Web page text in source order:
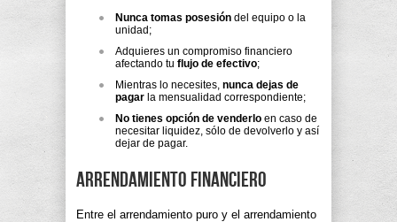
Nunca tomas posesión del equipo o la
unidad;
Adquieres un compromiso financiero
afectando tu flujo de efectivo;
Mientras lo necesites, nunca dejas de
pagar la mensualidad correspondiente;
No tienes opción de venderlo en caso de
necesitar liquidez, sólo de devolverlo y así
dejar de pagar.
Arrendamiento Financiero
Entre el arrendamiento puro y el arrendamiento